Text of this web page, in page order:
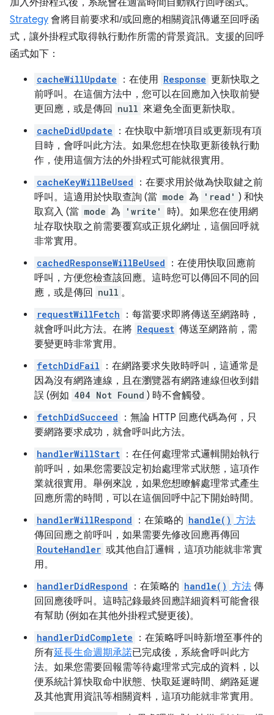
加入外掛程式後，系統會在適當時間自動執行回呼函式。
Strategy 會將目前要求和/或回應的相關資訊傳遞至回呼函
式，讓外掛程式取得執行動作所需的背景資訊。支援的回呼
函式如下：
cacheWillUpdate ：在使用 Response 更新快取之
前呼叫。在這個方法中，您可以在回應加入快取前變
更回應，或是傳回
null 來避免全面更新快取。
cacheDidUpdate
：在快取中新增項目或更新現有項
目時，會呼叫此方法。如果您想在快取更新後執行動
作，使用這個方法的外掛程式可能就很實用。
cacheKeyWillBeUsed
：在要求用於做為快取鍵之前
呼叫。這適用於快取查詢 (當 mode 為 'read' ) 和快
取寫入 (當 mode 為 'write'
時)。如果您在使用網
址存取快取之前需要覆寫或正規化網址，這個回呼就
非常實用。
cachedResponseWillBeUsed
：在使用快取回應前
呼叫，方便您檢查該回應。這時您可以傳回不同的回
應，或是傳回
null 。
requestWillFetch
：每當要求即將傳送至網路時，
就會呼叫此方法。在將 Request 傳送至網路前，需
要變更時非常實用。
fetchDidFail
：在網路要求失敗時呼叫，這通常是
因為沒有網路連線，且在瀏覽器有網路連線但收到錯
誤 (例如 404 Not Found ) 時不會觸發。
fetchDidSucceed
：無論 HTTP 回應代碼為何，只
要網路要求成功，就會呼叫此方法。
handlerWillStart ：在任何處理常式邏輯開始執行
前呼叫，如果您需要設定初始處理常式狀態，這項作
業就很實用。舉例來說，如果您想瞭解處理常式產生
回應所需的時間，可以在這個回呼中記下開始時間。
handlerWillRespond ：在策略的 handle() 方法
傳回回應之前呼叫，如果需要先修改回應再傳回
RouteHandler 或其他自訂邏輯，這項功能就非常實
用。
handlerDidRespond ：在策略的 handle() 方法 傳
回回應後呼叫。這時記錄最終回應詳細資料可能會很
有幫助 (例如在其他外掛程式變更後)。
handlerDidComplete
：在策略呼叫時新增至事件的
所有延長生命週期承諾已完成後，系統會呼叫此方
法。如果您需要回報需等待處理常式完成的資料，以
便系統計算快取命中狀態、快取延遲時間、網路延遲
及其他實用資訊等相關資料，這項功能就非常實用。